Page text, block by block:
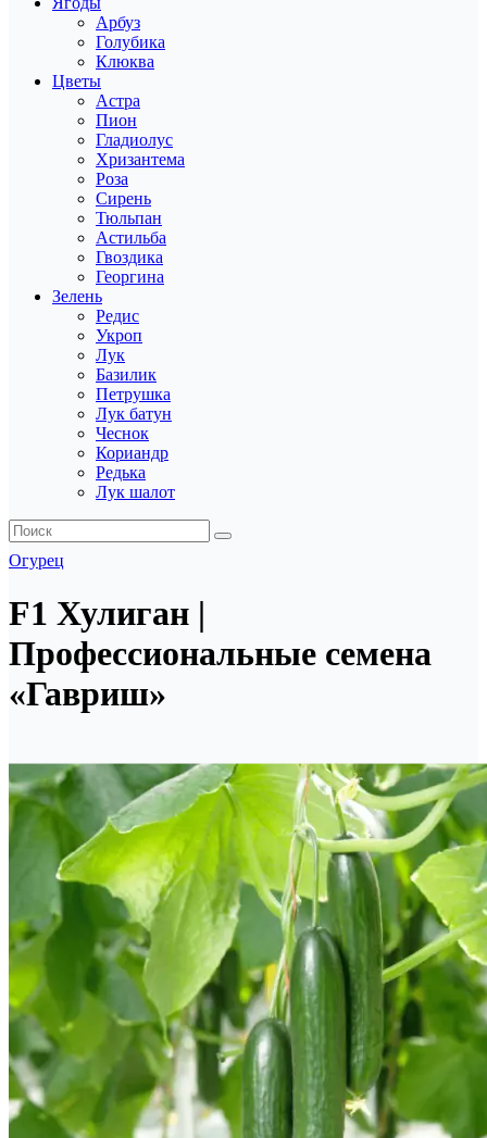
Арбуз
Голубика
Клюква
Цветы
Астра
Пион
Гладиолус
Хризантема
Роза
Сирень
Тюльпан
Астильба
Гвоздика
Георгина
Зелень
Редис
Укроп
Лук
Базилик
Петрушка
Лук батун
Чеснок
Кориандр
Редька
Лук шалот
Огурец
F1 Хулиган |
Профессиональные семена
«Гавриш»